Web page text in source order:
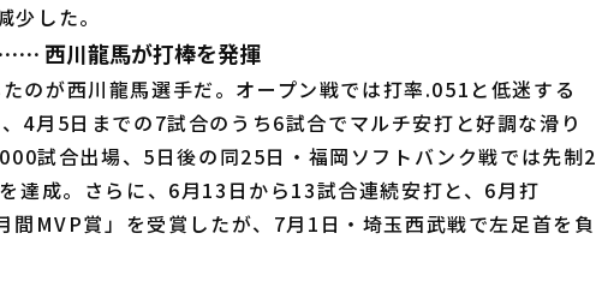
した。
西川龍馬が打棒を発揮
のが西川龍馬選手だ。オープン戦では打率.051と低迷する
4月5日までの7試合のうち6試合でマルチ安打と好調な滑り
試合出場、5日後の同25日・福岡ソフトバンク戦では先制2
達成。さらに、6月13日から13試合連続安打と、6月打
間MVP賞」を受賞したが、7月1日・埼玉西武戦で左足首を負